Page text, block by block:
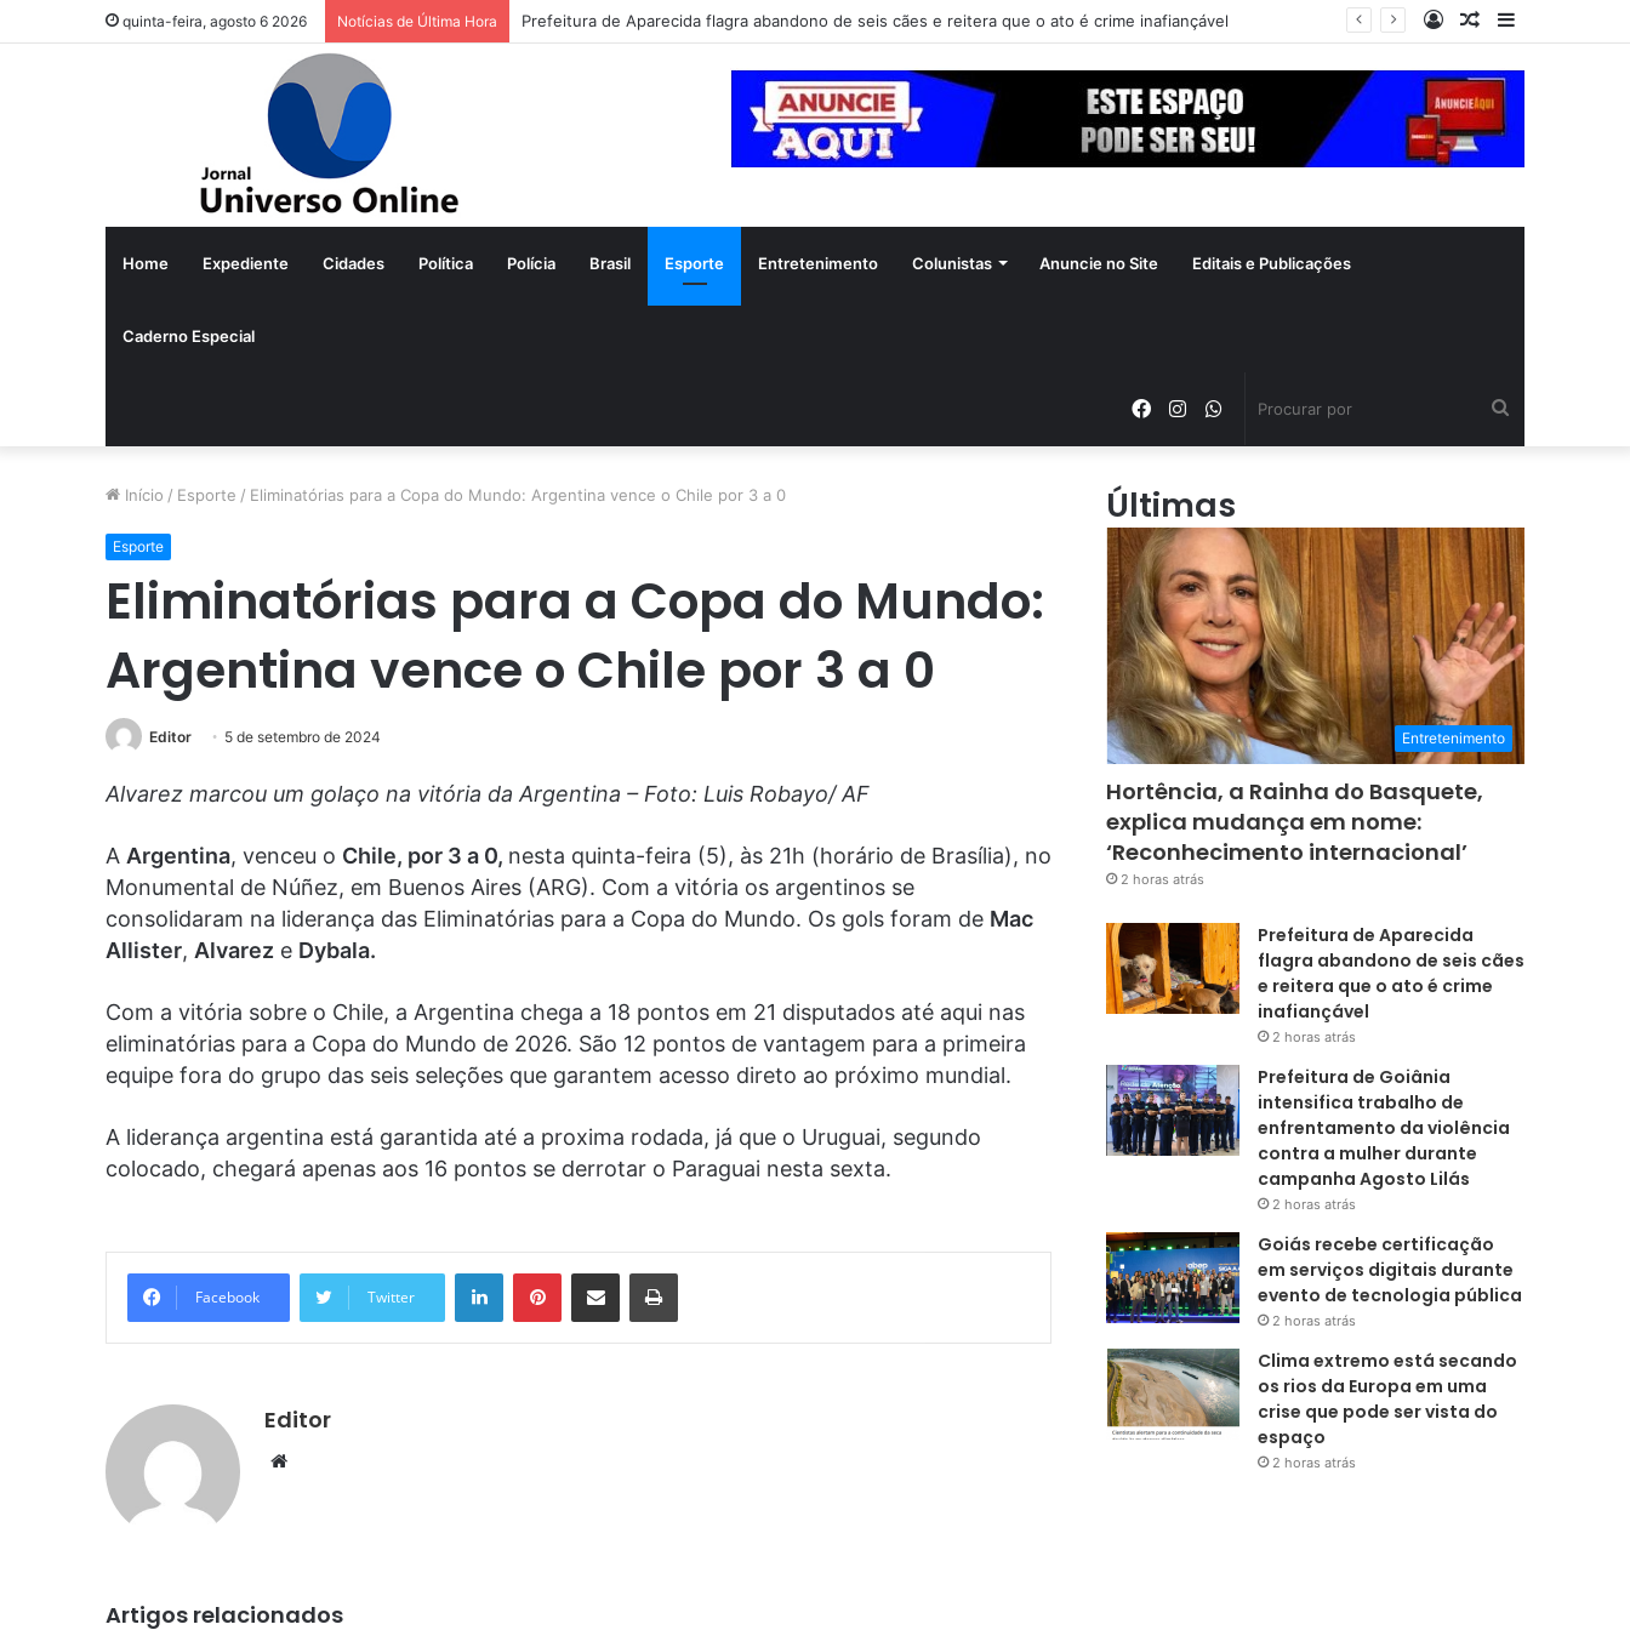
quinta-feira, agosto 6 2026 Notícias de Última Hora Prefeitura de Aparecida flagra abandono de seis cães e reitera que o ato é crime inafiançável
Barra
Artigo
Entrar
Home Expediente Cidades Política Polícia Brasil Esporte Entretenimento Colunistas Anuncie no Site Editais e Publicações
Caderno Especial
WhatsApp
Instagram
Facebook
Início / Esporte / Eliminatórias para a Copa do Mundo: Argentina vence o Chile por 3 a 0
Esporte
Eliminatórias para a Copa do Mundo:
Argentina vence o Chile por 3 a 0
Editor 5 de setembro de 2024
Alvarez marcou um golaço na vitória da Argentina – Foto: Luis Robayo/ AF
A Argentina, venceu o Chile, por 3 a 0, nesta quinta-feira (5), às 21h (horário de Brasília), no
Monumental de Núñez, em Buenos Aires (ARG). Com a vitória os argentinos se
consolidaram na liderança das Eliminatórias para a Copa do Mundo. Os gols foram de Mac
Allister, Alvarez e Dybala.
Com a vitória sobre o Chile, a Argentina chega a 18 pontos em 21 disputados até aqui nas
eliminatórias para a Copa do Mundo de 2026. São 12 pontos de vantagem para a primeira
equipe fora do grupo das seis seleções que garantem acesso direto ao próximo mundial.
A liderança argentina está garantida até a proxima rodada, já que o Uruguai, segundo
colocado, chegará apenas aos 16 pontos se derrotar o Paraguai nesta sexta.
Facebook Twitter
LinkedinPinterestCompartilhar via e-mail Imprimir
Editor
Website
Artigos relacionados
Últimas
Entretenimento
Hortência, a Rainha do Basquete,
explica mudança em nome:
‘Reconhecimento internacional’
2 horas atrás
Prefeitura de Aparecida
flagra abandono de seis cães
e reitera que o ato é crime
inafiançável
2 horas atrás
Prefeitura de Goiânia
intensifica trabalho de
enfrentamento da violência
contra a mulher durante
campanha Agosto Lilás
2 horas atrás
Goiás recebe certificação
em serviços digitais durante
evento de tecnologia pública
2 horas atrás
Clima extremo está secando
os rios da Europa em uma
crise que pode ser vista do
espaço
2 horas atrás